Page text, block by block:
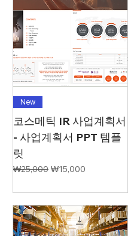
New
코스메틱 IR 사업계획서
- 사업계획서 PPT 템플
릿
일반가
₩25,000 할인가
₩15,000